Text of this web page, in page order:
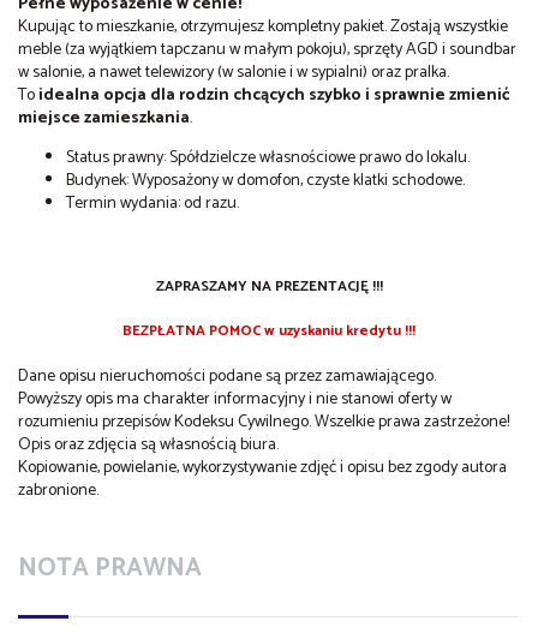
Kupując to mieszkanie, otrzymujesz kompletny pakiet. Zostają wszystkie
meble (za wyjątkiem tapczanu w małym pokoju), sprzęty AGD i soundbar
w salonie, a nawet telewizory (w salonie i w sypialni) oraz pralka.
Toidealna opcja dla rodzin chcących szybko i sprawnie zmienić
miejsce zamieszkania.
Status prawny: Spółdzielcze własnościowe prawo do lokalu.
Budynek: Wyposażony w domofon, czyste klatki schodowe.
Termin wydania: od razu.
ZAPRASZAMY NA PREZENTACJĘ !!!
BEZPŁATNA POMOC w uzyskaniu kredytu !!!
Dane opisu nieruchomości podane są przez zamawiającego.
Powyższy opis ma charakter informacyjny i nie stanowi oferty w
rozumieniu przepisów Kodeksu Cywilnego. Wszelkie prawa zastrzeżone!
Opis oraz zdjęcia są własnością biura.
Kopiowanie, powielanie, wykorzystywanie zdjęć i opisu bez zgody autora
zabronione.
NOTA PRAWNA